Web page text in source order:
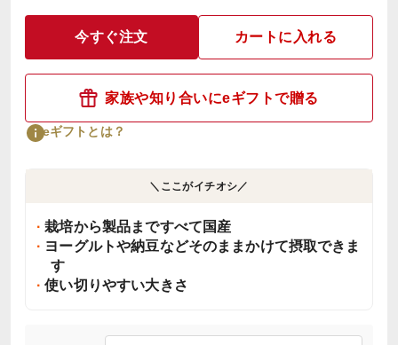
今すぐ注文 カートに入れる
家族や知り合いにeギフトで贈る
eギフトとは？
＼ここがイチオシ／
栽培から製品まですべて国産
ヨーグルトや納豆などそのままかけて摂取できま
す
使い切りやすい大きさ